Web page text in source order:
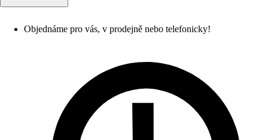
Objednáme pro vás, v prodejně nebo telefonicky!